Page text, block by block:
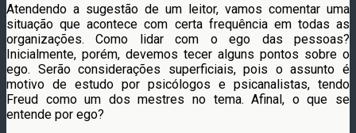
Atendendo a sugestão de um leitor, vamos comentar uma
situação que acontece com certa frequência em todas as
organizações. Como lidar com o ego das pessoas?
Inicialmente, porém, devemos tecer alguns pontos sobre o
ego. Serão considerações superficiais, pois o assunto é
motivo de estudo por psicólogos e psicanalistas, tendo
Freud como um dos mestres no tema. Afinal, o que se
entende por ego?